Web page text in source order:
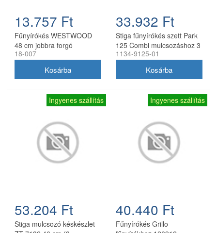
13.757 Ft
Fűnyírókés WESTWOOD
48 cm jobbra forgó
18-007
33.932 Ft
Stiga fűnyírókés szett Park
125 Combi mulcsozáshoz 3
db
1134-9125-01
Ingyenes szállítás
53.204 Ft
Stiga mulcsozó késkészlet
Ingyenes szállítás
40.440 Ft
Fűnyírókés Grillo